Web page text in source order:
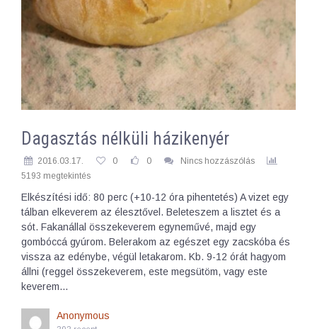
Dagasztás nélküli házikenyér
2016.03.17. 0 0
Nincs hozzászólás
5193 megtekintés
Elkészítési idő: 80 perc (+10-12 óra pihentetés) A vizet egy
tálban elkeverem az élesztővel. Beleteszem a lisztet és a
sót. Fakanállal összekeverem egyneművé, majd egy
gombóccá gyúrom. Belerakom az egészet egy zacskóba és
vissza az edénybe, végül letakarom. Kb. 9-12 órát hagyom
állni (reggel összekeverem, este megsütöm, vagy este
keverem…
Anonymous